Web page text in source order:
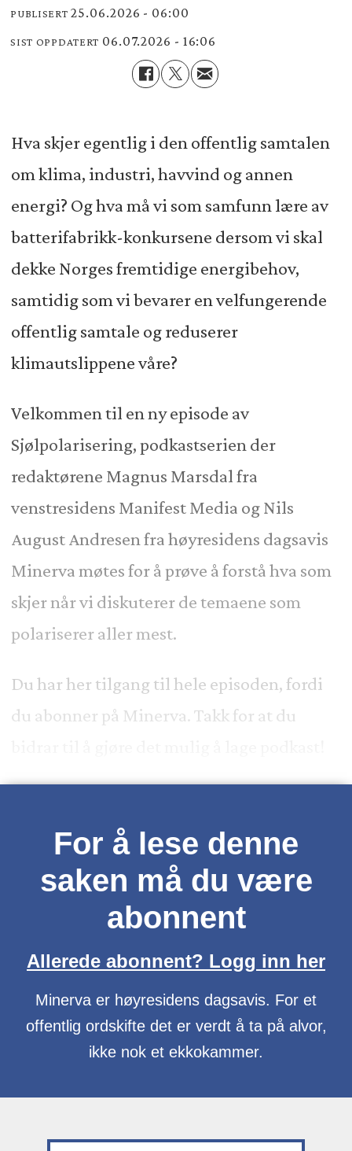
PUBLISERT 25.06.2026 - 06:00
SIST OPPDATERT 06.07.2026 - 16:06
Hva skjer egentlig i den offentlig samtalen
om klima, industri, havvind og annen
energi? Og hva må vi som samfunn lære av
batterifabrikk-konkursene dersom vi skal
dekke Norges fremtidige energibehov,
samtidig som vi bevarer en velfungerende
offentlig samtale og reduserer
klimautslippene våre?
Velkommen til en ny episode av
Sjølpolarisering, podkastserien der
redaktørene Magnus Marsdal fra
venstresidens Manifest Media og Nils
August Andresen fra høyresidens dagsavis
Minerva møtes for å prøve å forstå hva som
skjer når vi diskuterer de temaene som
polariserer aller mest.
Du har her tilgang til hele episoden, fordi
du abonner på Minerva. Takk for at du
For å lese denne
saken må du være
abonnent
Allerede abonnent? Logg inn her
Minerva er høyresidens dagsavis. For et
offentlig ordskifte det er verdt å ta på alvor,
ikke nok et ekkokammer.